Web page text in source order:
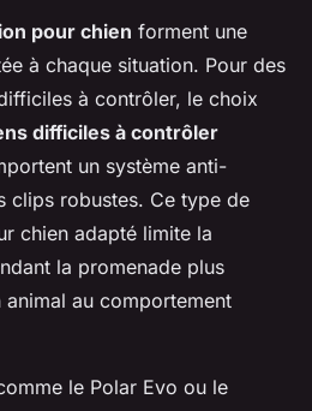
pour chien forment une
à chaque situation. Pour des
à contrôler, le choix
difficiles à contrôler
un système anti-
clips robustes. Ce type de
chien adapté limite la
la promenade plus
animal au comportement
le Polar Evo ou le